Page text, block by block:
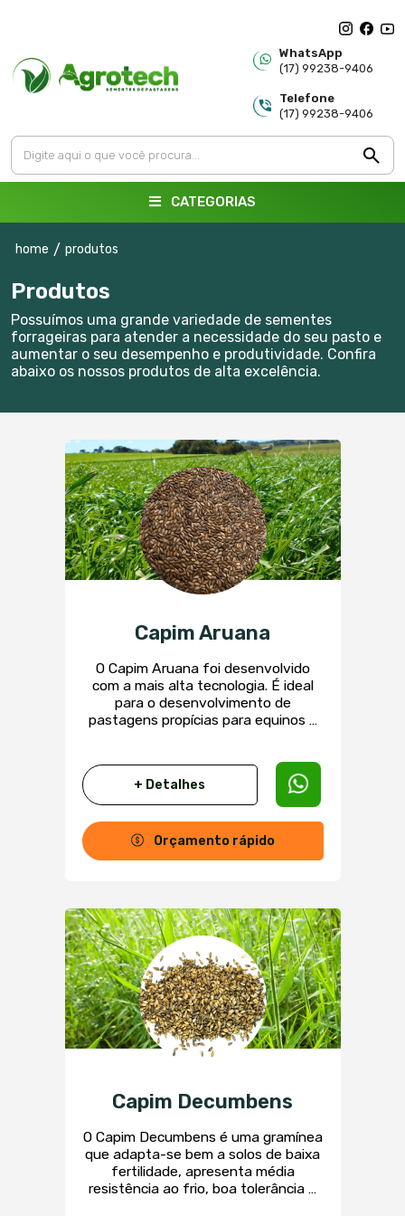
WhatsApp
(17) 99238-9406
Telefone
(17) 99238-9406
CATEGORIAS
home / produtos
Produtos
Possuímos uma grande variedade de sementes
forrageiras para atender a necessidade do seu pasto e
aumentar o seu desempenho e produtividade. Confira
abaixo os nossos produtos de alta excelência.
Capim Aruana
O Capim Aruana foi desenvolvido
com a mais alta tecnologia. É ideal
para o desenvolvimento de
pastagens propícias para equinos e
Tem fácil estabelecimento de
pastagem grande capacidade e
rapidez de perfilhamento. Possui boa
capacidade de ocupação da área de
pasto, não deixando áreas de solo
descoberto, evitando o
+ Detalhes
Orçamento rápido
Capim Decumbens
O Capim Decumbens é uma gramínea
que adapta-se bem a solos de baixa
fertilidade, apresenta média
resistência ao frio, boa tolerância a